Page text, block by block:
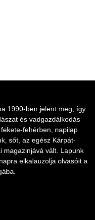
1990-ben jelent meg, így
és vadgazdálkodás
fehérben, napilap
sőt, az egész Kárpát-
magazinjává vált. Lapunk
elkalauzolja olvasóit a